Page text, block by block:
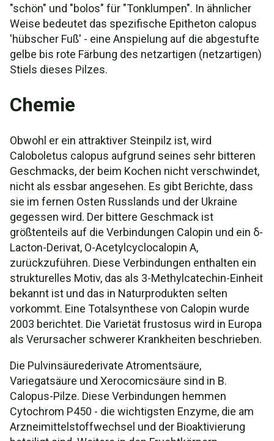
"schön" und "bolos" für "Tonklumpen". In ähnlicher
Weise bedeutet das spezifische Epitheton calopus
'hübscher Fuß' - eine Anspielung auf die abgestufte
gelbe bis rote Färbung des netzartigen (netzartigen)
Stiels dieses Pilzes.
Chemie
Obwohl er ein attraktiver Steinpilz ist, wird
Caloboletus calopus aufgrund seines sehr bitteren
Geschmacks, der beim Kochen nicht verschwindet,
nicht als essbar angesehen. Es gibt Berichte, dass
sie im fernen Osten Russlands und der Ukraine
gegessen wird. Der bittere Geschmack ist
größtenteils auf die Verbindungen Calopin und ein δ-
Lacton-Derivat, O-Acetylcyclocalopin A,
zurückzuführen. Diese Verbindungen enthalten ein
strukturelles Motiv, das als 3-Methylcatechin-Einheit
bekannt ist und das in Naturprodukten selten
vorkommt. Eine Totalsynthese von Calopin wurde
2003 berichtet. Die Varietät frustosus wird in Europa
als Verursacher schwerer Krankheiten beschrieben.
Die Pulvinsäurederivate Atromentsäure,
Variegatsäure und Xerocomicsäure sind in B.
Calopus-Pilze. Diese Verbindungen hemmen
Cytochrom P450 - die wichtigsten Enzyme, die am
Arzneimittelstoffwechsel und der Bioaktivierung